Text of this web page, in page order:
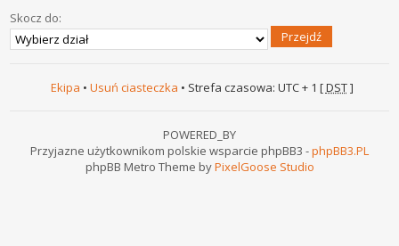
Skocz do:
Ekipa • Usuń ciasteczka • Strefa czasowa: UTC + 1 [DST]
POWERED_BY
Przyjazne użytkownikom polskie wsparcie phpBB3 -phpBB3.PL
phpBB Metro Theme byPixelGoose Studio